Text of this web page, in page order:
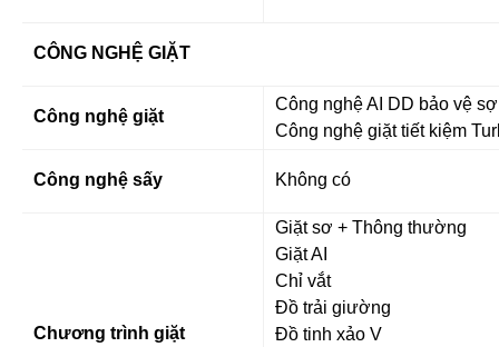
CÔNG NGHỆ GIẶT
Công nghệ giặt
Công nghệ AI DD bảo vệ
Công nghệ giặt tiết kiệm
Công nghệ sấy Không có
Chương trình giặt
Giặt sơ + Thông thường
Giặt AI
Chỉ vắt
Đồ trải giường
Đồ tinh xảo V